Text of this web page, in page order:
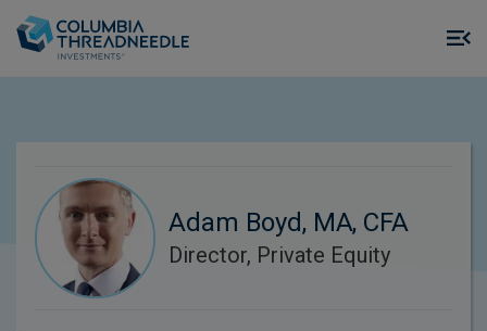
Adam Boyd, MA, CFA
Director, Private Equity